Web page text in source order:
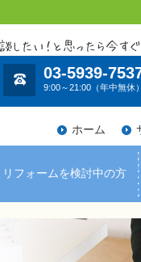
03-5939-
9:00～21:00（年中無休）
リフォームを検討中の方
ホーム